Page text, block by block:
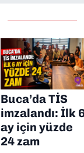
Vurdu
Buca’da TİS
imzalandı: İlk
ay için yüzde
24 zam